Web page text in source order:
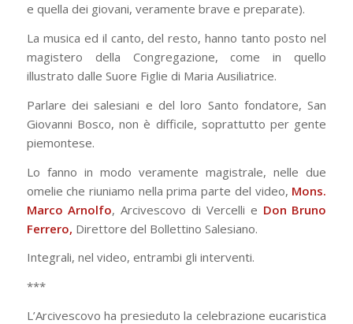
e quella dei giovani, veramente brave e preparate).
La musica ed il canto, del resto, hanno tanto posto nel
magistero della Congregazione, come in quello
illustrato dalle Suore Figlie di Maria Ausiliatrice.
Parlare dei salesiani e del loro Santo fondatore, San
Giovanni Bosco, non è difficile, soprattutto per gente
piemontese.
Lo fanno in modo veramente magistrale, nelle due
omelie che riuniamo nella prima parte del video, Mons.
Marco Arnolfo, Arcivescovo di Vercelli e Don Bruno
Ferrero, Direttore del Bollettino Salesiano.
Integrali, nel video, entrambi gli interventi.
***
L’Arcivescovo ha presieduto la celebrazione eucaristica